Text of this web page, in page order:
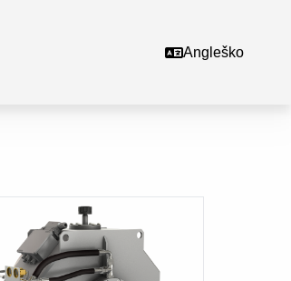
Angleško